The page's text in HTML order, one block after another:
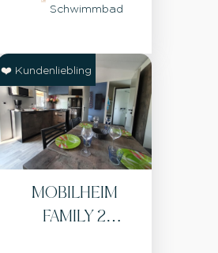
Schwimmbad
❤️ Kundenliebling
MOBILHEIM
FAMILY 2